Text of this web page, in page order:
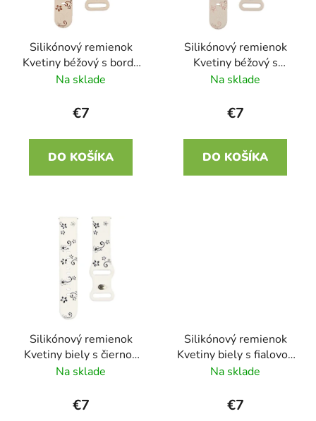
Silikónový remienok
Kvetiny béžový s bordó
22mm
Na sklade
€7
DO KOŠÍKA
Silikónový remienok
Kvetiny béžový s
ružovou 22mm
Na sklade
€7
DO KOŠÍKA
Silikónový remienok
Kvetiny biely s čiernou
22mm
Na sklade
€7
Silikónový remienok
Kvetiny biely s fialovou
22mm
Na sklade
€7